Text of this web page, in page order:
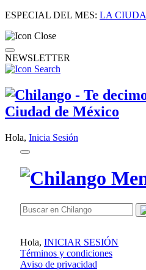
ESPECIAL DEL MES: LA
NEWSLETTER
Hola, Inicia Sesión
Hola, INICIAR SESIÓN
Términos y condiciones
Aviso de privacidad